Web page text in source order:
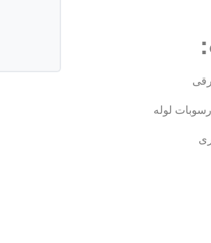
لوله